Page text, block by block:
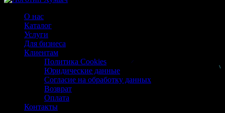
О нас
Каталог
Услуги
Для бизнеса
Клиентам
Политика Cookies
Юридические данные
Согласие на обработку данных
Возврат
Оплата
Контакты